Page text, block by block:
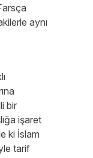
aynı
bir
işaret
ki İslam
tarif